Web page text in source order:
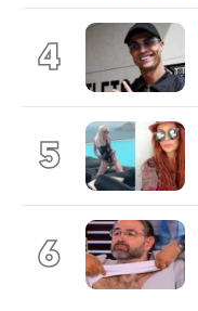
4
5
6